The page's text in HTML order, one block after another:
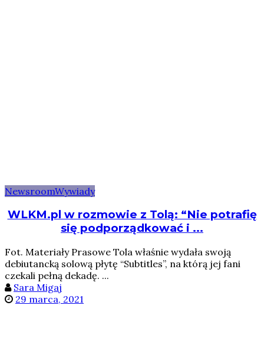
NewsroomWywiady
WLKM.pl w rozmowie z Tolą: “Nie potrafię
się podporządkować i ...
Fot. Materiały Prasowe Tola właśnie wydała swoją
debiutancką solową płytę “Subtitles”, na którą jej fani
czekali pełną dekadę. ...
Sara Migaj
29 marca, 2021